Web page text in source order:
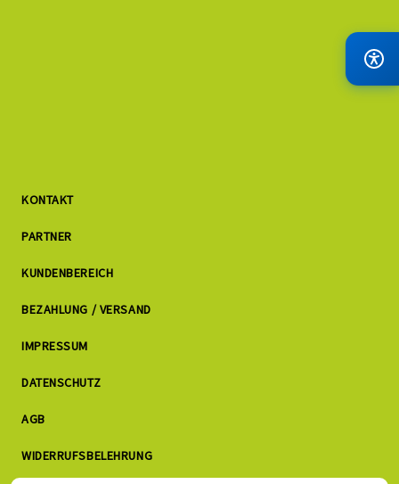
KONTAKT
PARTNER
KUNDENBEREICH
BEZAHLUNG / VERSAND
IMPRESSUM
DATENSCHUTZ
AGB
WIDERRUFSBELEHRUNG